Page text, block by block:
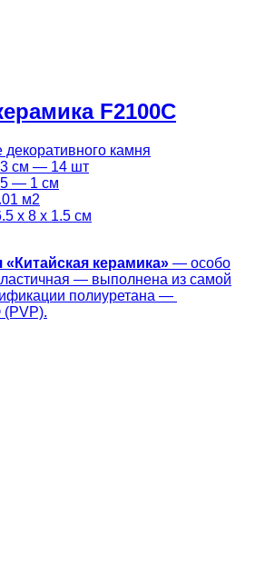
F2100C
декоративного камня
3 см — 14 шт
— 1 см
м2
х 8 х 1.5 см
керамика» — особо
— выполнена из самой
полиуретана —
(PVP).